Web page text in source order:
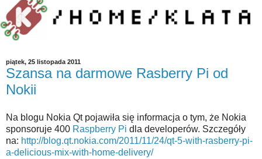
piątek, 25 listopada 2011
Szansa na darmowe Rasberry Pi od
Nokii
Na blogu Nokia Qt pojawiła się informacja o tym, że Nokia
sponsoruje 400 Raspberry Pi dla developerów. Szczegóły
na: http://blog.qt.nokia.com/2011/11/24/qt-5-with-rasberry-pi-
a-delicious-mix-with-home-delivery/